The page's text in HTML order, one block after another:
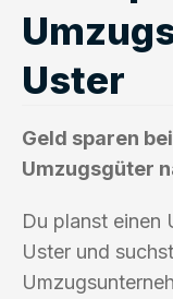
Uster
Geld sparen
Umzugsgüter
Du planst einen
Uster und